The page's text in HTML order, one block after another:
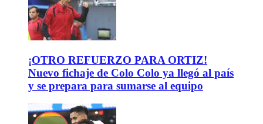
¡OTRO REFUERZO PARA ORTIZ!
Nuevo fichaje de Colo Colo ya llegó al país
y se prepara para sumarse al equipo